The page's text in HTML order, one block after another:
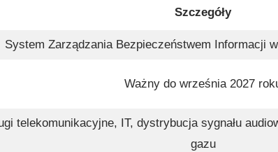
Szczegóły
System Zarządzania Bezpieczeństwem Informacji
Ważny do września 2027
telekomunikacyjne, IT, dystrybucja sygnału
gazu